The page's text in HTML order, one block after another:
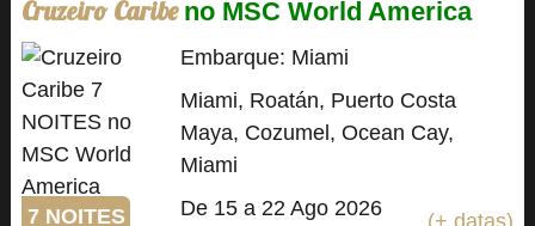
Cruzeiro Caribe no MSC World America
7 NOITES
Embarque: Miami
Miami, Roatán, Puerto Costa
Maya, Cozumel, Ocean Cay,
Miami
De 15 a 22 Ago 2026
(+ datas)